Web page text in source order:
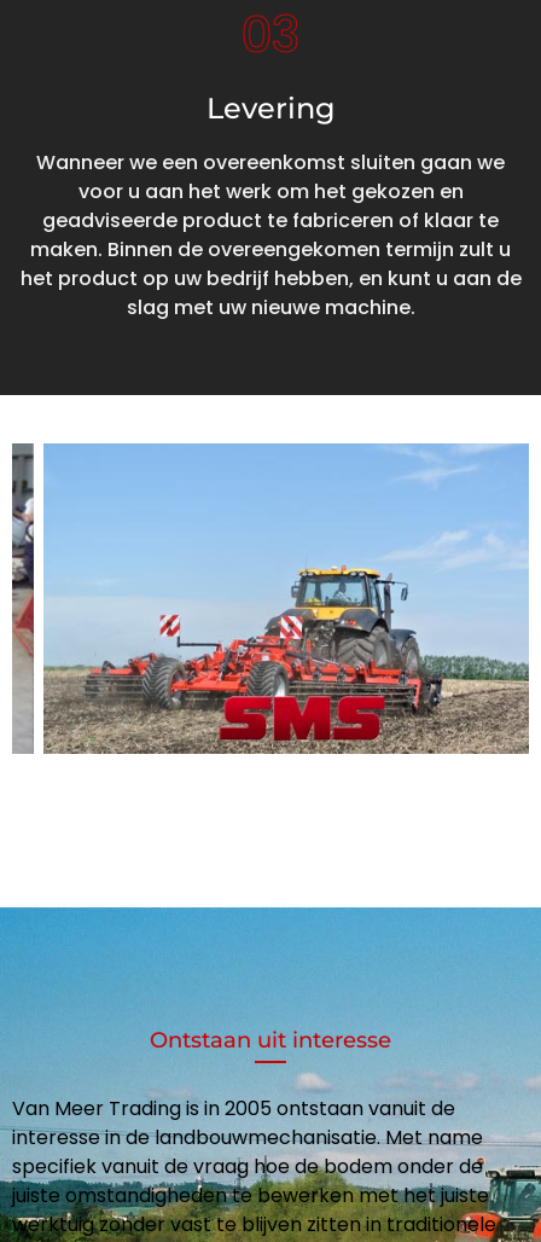
03
Levering
Wanneer we een overeenkomst sluiten gaan we
voor u aan het werk om het gekozen en
geadviseerde product te fabriceren of klaar te
maken. Binnen de overeengekomen termijn zult u
het product op uw bedrijf hebben, en kunt u aan de
slag met uw nieuwe machine.
Ontstaan uit interesse
Van Meer Trading is in 2005 ontstaan vanuit de
interesse in de landbouwmechanisatie. Met name
specifiek vanuit de vraag hoe de bodem onder de
juiste omstandigheden te bewerken met het juiste
werktuig zonder vast te blijven zitten in traditionele